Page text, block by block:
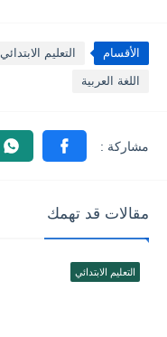
الأقسام التعليم الابتدائي
اللغة العربية
مقالات قد تهمك
التعليم الابتدائي